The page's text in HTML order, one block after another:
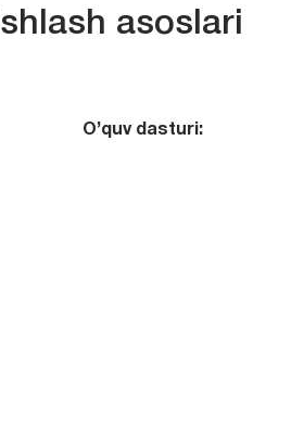
asoslari
O’quv dasturi: